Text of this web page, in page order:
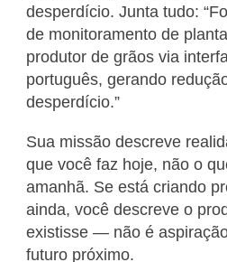
desperdício. Junta tudo:
de monitoramento de
produtor de grãos via
português, gerando
desperdício.”
Sua missão descreve
que você faz hoje, não o
amanhã. Se está criando
ainda, você descreve o
existisse — não é
futuro próximo.